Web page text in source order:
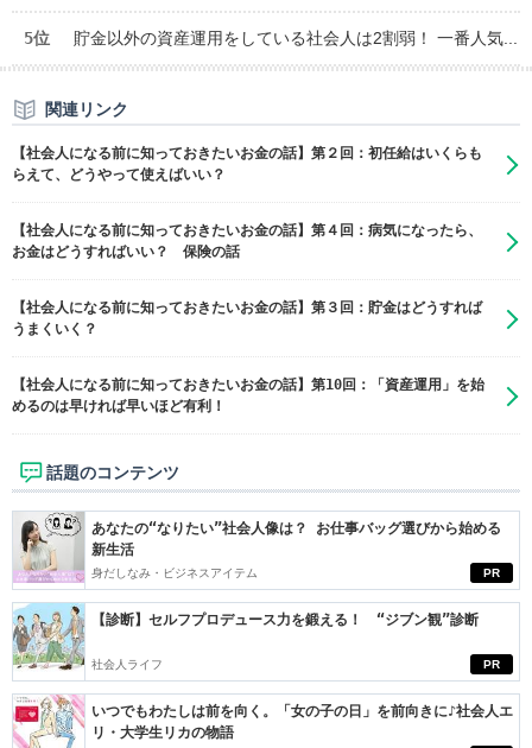
5位 貯金以外の資産運用をしている社会人は2割弱！ 一番人気...
関連リンク
【社会人になる前に知っておきたいお金の話】第２回：初任給はいくらも
らえて、どうやって使えばいい？
【社会人になる前に知っておきたいお金の話】第４回：病気になったら、
お金はどうすればいい？ 保険の話
【社会人になる前に知っておきたいお金の話】第３回：貯金はどうすれば
うまくいく？
【社会人になる前に知っておきたいお金の話】第10回：「資産運用」を始
めるのは早ければ早いほど有利！
話題のコンテンツ
PR
あなたの“なりたい”社会人像は？ お仕事バッグ選びから始める
新生活
身だしなみ・ビジネスアイテム
PR
【診断】セルフプロデュース力を鍛える！ “ジブン観”診断
社会人ライフ
いつでもわたしは前を向く。「女の子の日」を前向きに♪社会人エ
リ・大学生リカの物語